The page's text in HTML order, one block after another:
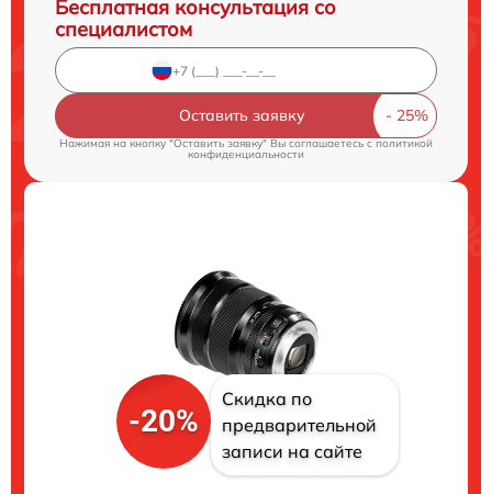
Бесплатная консультация со
специалистом
Оставить заявку
Нажимая на кнопку "Оставить заявку" Вы соглашаетесь c политикой
конфиденциальности
-20%
Скидка по
предварительной
записи на сайте